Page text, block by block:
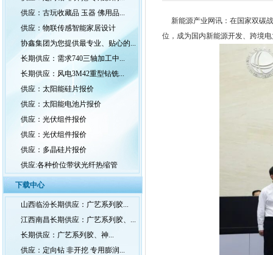
供应：古玩收藏品 玉器 佛用品...
供应：物联传感智能家居设计
协鑫集团为您提供最专业、贴心的...
长期供应：需求740三轴加工中...
长期供应：风电3M42重型钻铣...
供应：太阳能硅片报价
供应：太阳能电池片报价
供应：光伏组件报价
供应：光伏组件报价
供应：多晶硅片报价
供应:各种价位带状光纤热缩管
下载中心
山西临汾长期供应：广艺系列胶...
江西南昌长期供应：广艺系列胶、...
长期供应：广艺系列胶、神...
供应：定向钻 非开挖 专用膨润...
新能源产业网讯：在国家双碳
位，成为国内新能源开发、跨境